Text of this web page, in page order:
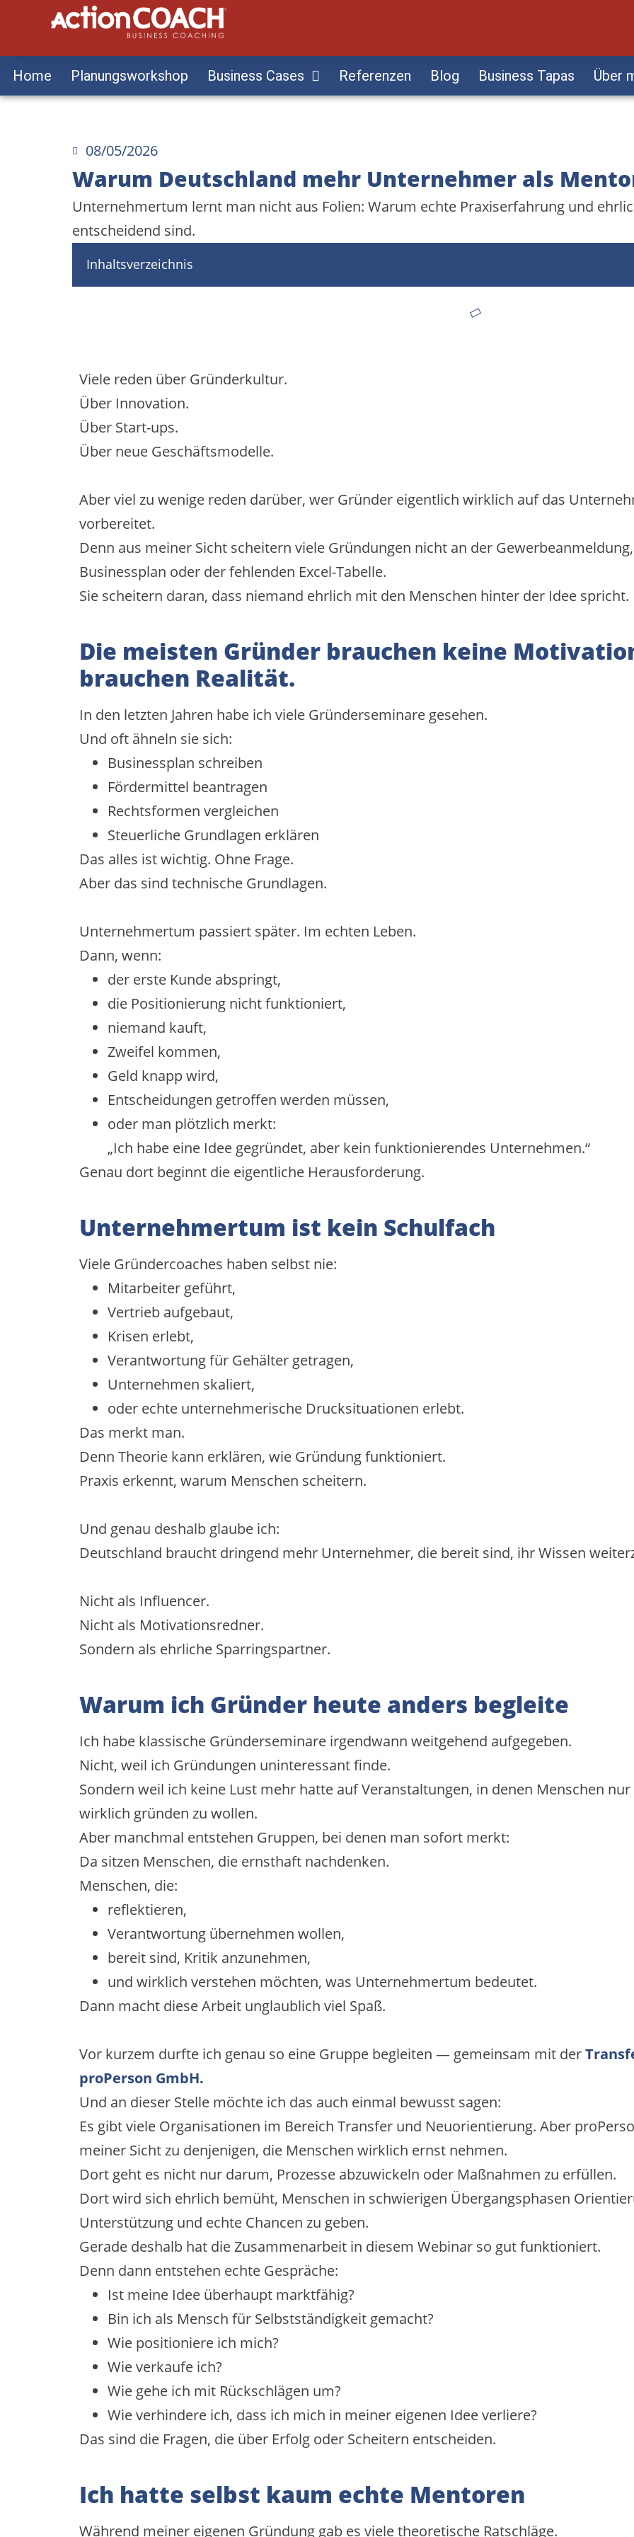
Home Planungsworkshop Business Cases Referenzen Blog Business Tapas Über
08/05/2026
Warum Deutschland mehr Unternehmer als
Unternehmertum lernt man nicht aus Folien: Warum echte Praxiserfahrung und
entscheidend sind.
Inhaltsverzeichnis
Viele reden über Gründerkultur.
Über Innovation.
Über Start-ups.
Über neue Geschäftsmodelle.
Aber viel zu wenige reden darüber, wer Gründer eigentlich wirklich auf das
vorbereitet.
Denn aus meiner Sicht scheitern viele Gründungen nicht an der
Businessplan oder der fehlenden Excel-Tabelle.
Sie scheitern daran, dass niemand ehrlich mit den Menschen hinter der Idee spricht.
Die meisten Gründer brauchen keine
brauchen Realität.
In den letzten Jahren habe ich viele Gründerseminare gesehen.
Und oft ähneln sie sich:
Businessplan schreiben
Fördermittel beantragen
Rechtsformen vergleichen
Steuerliche Grundlagen erklären
Das alles ist wichtig. Ohne Frage.
Aber das sind technische Grundlagen.
Unternehmertum passiert später. Im echten Leben.
Dann, wenn:
der erste Kunde abspringt,
die Positionierung nicht funktioniert,
niemand kauft,
Zweifel kommen,
Geld knapp wird,
Entscheidungen getroffen werden müssen,
oder man plötzlich merkt:
„Ich habe eine Idee gegründet, aber kein funktionierendes Unternehmen.“
Genau dort beginnt die eigentliche Herausforderung.
Unternehmertum ist kein Schulfach
Viele Gründercoaches haben selbst nie:
Mitarbeiter geführt,
Vertrieb aufgebaut,
Krisen erlebt,
Verantwortung für Gehälter getragen,
Unternehmen skaliert,
oder echte unternehmerische Drucksituationen erlebt.
Das merkt man.
Denn Theorie kann erklären, wie Gründung funktioniert.
Praxis erkennt, warum Menschen scheitern.
Und genau deshalb glaube ich:
Deutschland braucht dringend mehr Unternehmer, die bereit sind, ihr Wissen
Nicht als Influencer.
Nicht als Motivationsredner.
Sondern als ehrliche Sparringspartner.
Warum ich Gründer heute anders begleite
Ich habe klassische Gründerseminare irgendwann weitgehend aufgegeben.
Nicht, weil ich Gründungen uninteressant finde.
Sondern weil ich keine Lust mehr hatte auf Veranstaltungen, in denen Menschen nur
wirklich gründen zu wollen.
Aber manchmal entstehen Gruppen, bei denen man sofort merkt:
Da sitzen Menschen, die ernsthaft nachdenken.
Menschen, die:
reflektieren,
Verantwortung übernehmen wollen,
bereit sind, Kritik anzunehmen,
und wirklich verstehen möchten, was Unternehmertum bedeutet.
Dann macht diese Arbeit unglaublich viel Spaß.
Vor kurzem durfte ich genau so eine Gruppe begleiten — gemeinsam mit der
proPerson GmbH.
Und an dieser Stelle möchte ich das auch einmal bewusst sagen:
Es gibt viele Organisationen im Bereich Transfer und Neuorientierung. Aber
meiner Sicht zu denjenigen, die Menschen wirklich ernst nehmen.
Dort geht es nicht nur darum, Prozesse abzuwickeln oder Maßnahmen zu erfüllen.
Dort wird sich ehrlich bemüht, Menschen in schwierigen Übergangsphasen
Unterstützung und echte Chancen zu geben.
Gerade deshalb hat die Zusammenarbeit in diesem Webinar so gut funktioniert.
Denn dann entstehen echte Gespräche:
Ist meine Idee überhaupt marktfähig?
Bin ich als Mensch für Selbstständigkeit gemacht?
Wie positioniere ich mich?
Wie verkaufe ich?
Wie gehe ich mit Rückschlägen um?
Wie verhindere ich, dass ich mich in meiner eigenen Idee verliere?
Das sind die Fragen, die über Erfolg oder Scheitern entscheiden.
Ich hatte selbst kaum echte Mentoren
Während meiner eigenen Gründung gab es viele theoretische Ratschläge.